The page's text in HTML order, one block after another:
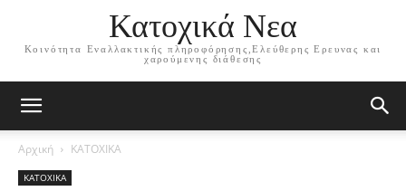
Κατοχικά Νεα
Κοινότητα Εναλλακτικής πληροφόρησης,Ελεύθερης Ερευνας και
χαρούμενης διάθεσης
Αρχική ΚΑΤΟΧΙΚΑ
ΚΑΤΟΧΙΚΑ